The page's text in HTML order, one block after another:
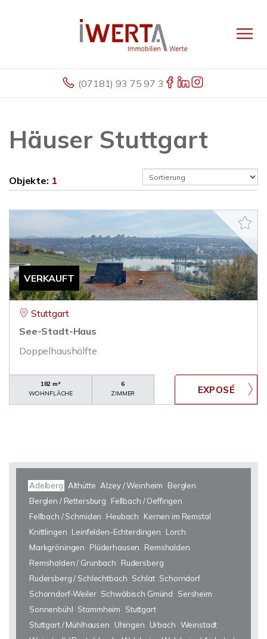
(07181) 93 75 97 3
Häuser Stuttgart
Objekte: 1
VERKAUFT
Stuttgart
See-Stadt-Haus
Doppelhaushälfte
182 m²
WOHNFLÄCHE
6
ZIMMER
Adelberg Althütte Alzey / Weinheim
Berglen
Berglen / Rettersburg
Fellbach / Oeffingen
Fellbach / Schmiden
Heubach
Kernen im Remstal
Knittlingen Leinfelden-Echterdingen
Lorch
Markgröningen
Plüderhausen
Remshalden
Remshalden / Grunbach
Rudersberg
Rudersberg / Schlechtbach Schlat Schorndorf
Schorndorf-Weiler Schwäbisch Gmünd
Sersheim
Sonnenbühl Stammheim
Stuttgart
Stuttgart / Mühlhausen
Uhingen Urbach Weinstadt